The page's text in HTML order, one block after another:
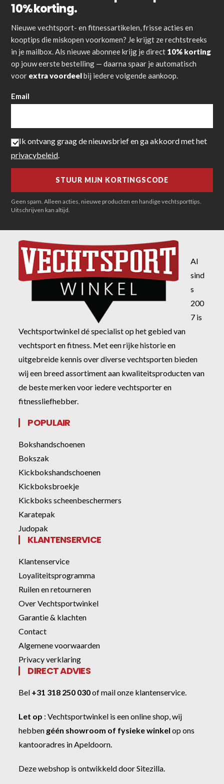
10% korting.
Nieuwe vechtsport- en fitnessartikelen, frisse acties en
kooptips die miskopen voorkomen? Je krijgt ze rechtstreeks
in je mailbox. Als nieuwe abonnee krijg je direct 10% korting
op jouw eerste bestelling — daarna spaar je automatisch
voor extra voordeelbij iedere volgende aankoop.
Email
Ik ontvang graag de nieuwsbrief en ga akkoord met het
privacybeleid.
Geen spam. Alleen acties, nieuwe producten en handige vechtsporttips.
Uitschrijven kan altijd.
Al
sind
s
200
7 is
Vechtsportwinkel dé specialist op het gebied van
vechtsport en fitness. Met een rijke historie en
uitgebreide kennis over diverse vechtsporten bieden
wij een breed assortiment aan kwaliteitsproducten van
de beste merken voor iedere vechtsporter en
fitnessliefhebber.
POPULAIR
Bokshandschoenen
Bokszak
Kickbokshandschoenen
Kickboksbroekje
Kickboks scheenbeschermers
Karatepak
Judopak
KLANTENSERVICE
Klantenservice
Loyaliteitsprogramma
Ruilen en retourneren
Over Vechtsportwinkel
Garantie & klachten
Contact
Algemene voorwaarden
Privacy verklaring
DIRECT ADVIES
Bel +31 318 250 030ofmail onze klantenservice.
Let op :Vechtsportwinkel is een online shop, wij
hebben géén showroom of fysieke winkel op ons
kantooradres in Apeldoorn.
Deze webshop is ontwikkeld doorSitezilla.